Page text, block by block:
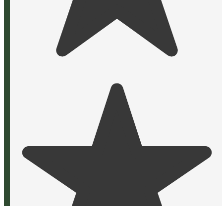
alpisoft
Softwareagentur aus München.
Webentwicklung
Softwareentwicklung
Kontakt
info@alpisoft.net